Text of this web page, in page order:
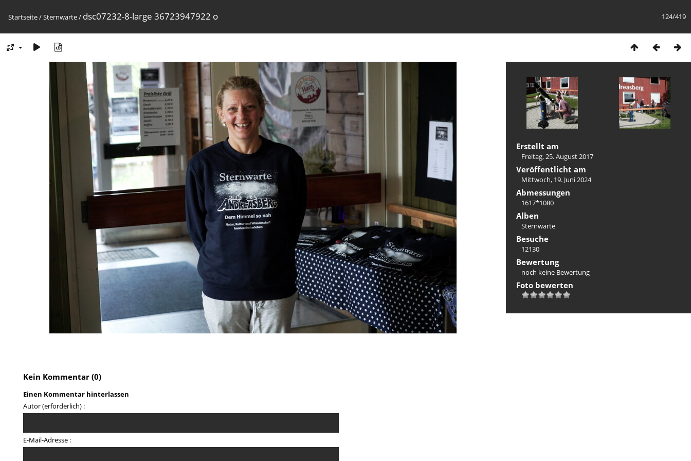
124/419
Startseite/Sternwarte/ dsc07232-8-large 36723947922 o
Erstellt am
Freitag, 25. August 2017
Veröffentlicht am
Mittwoch, 19. Juni 2024
Abmessungen
1617*1080
Alben
Sternwarte
Besuche
12130
Bewertung
noch keine Bewertung
Foto bewerten
Kein Kommentar (0)
Einen Kommentar hinterlassen
Autor (erforderlich) :
E-Mail-Adresse :